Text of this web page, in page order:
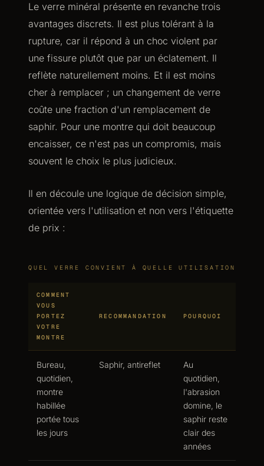
Le verre minéral présente en revanche trois
avantages discrets. Il est plus tolérant à la
rupture, car il répond à un choc violent par
une fissure plutôt que par un éclatement. Il
reflète naturellement moins. Et il est moins
cher à remplacer ; un changement de verre
coûte une fraction d'un remplacement de
saphir. Pour une montre qui doit beaucoup
encaisser, ce n'est pas un compromis, mais
souvent le choix le plus judicieux.
Il en découle une logique de décision simple,
orientée vers l'utilisation et non vers l'étiquette
de prix :
QUEL VERRE CONVIENT À QUELLE UTILISATION
COMMENT
VOUS
PORTEZ
VOTRE
MONTRE
RECOMMANDATION POURQUOI
Bureau,
quotidien,
montre
habillée
portée tous
les jours
Saphir, antireflet
Au
quotidien,
l'abrasion
domine, le
saphir reste
clair des
années